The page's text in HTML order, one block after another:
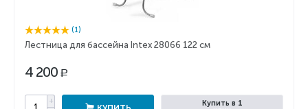
(1)
Лестница для бассейна Intex 28066 122 см
4 200 Р
+
Купить в 1